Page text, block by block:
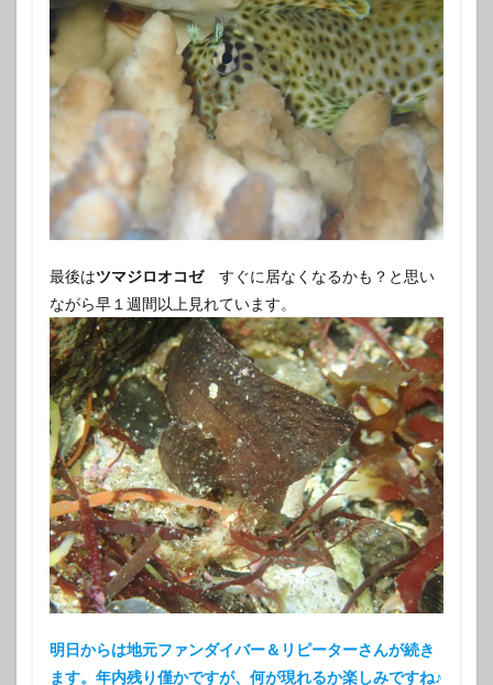
最後はツマジロオコゼすぐに居なくなるかも？と思い
ながら早１週間以上見れています。
明日からは地元ファンダイバー＆リピーターさんが続き
ます。年内残り僅かですが、何が現れるか楽しみですね♪